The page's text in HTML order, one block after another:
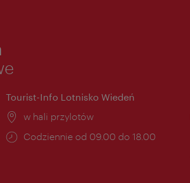
Tourist-Info Lotnisko Wiedeń
Miejsce:
w hali przylotów
Godziny
Codziennie od 09.00 do 18.00